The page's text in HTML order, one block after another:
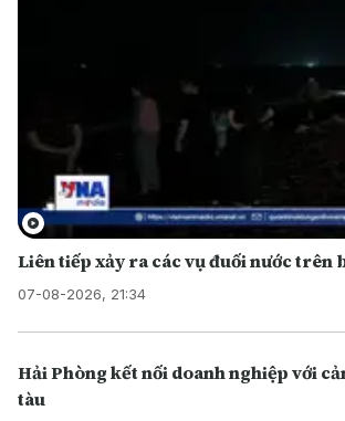
Liên tiếp xảy ra các vụ đuối nước trên
07-08-2026, 21:34
Hải Phòng kết nối doanh nghiệp với
tàu